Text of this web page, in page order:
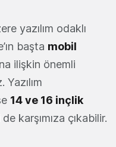
yazılım odaklı
başta mobil
ilişkin önemli
14 ve 16 inçlik
karşımıza çıkabilir.